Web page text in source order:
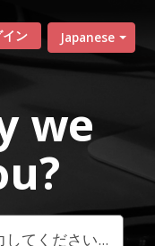
Japanese
イン
we